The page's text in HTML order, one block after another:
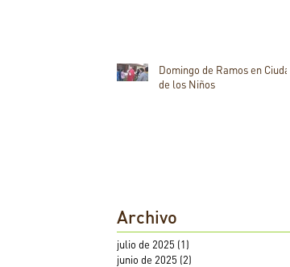
Domingo de Ramos en Ciudad
de los Niños
Archivo
julio de 2025 (1)
junio de 2025 (2)